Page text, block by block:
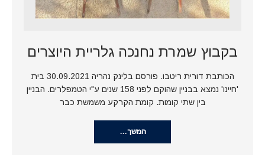
בקבוץ שמרת נחנכה גלריית היוצרים
הכותבת דורית ריטבו. פורסם בלינק נהריה 30.09.2021 בית
'חיינו' נמצא בבניין שהוקם לפני 158 שנים ע"י הטמפלרים. הבניין
בין שתי קומות. קומת הקרקע משמשת כבר
המשך…